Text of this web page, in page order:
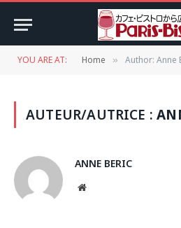
YOU ARE AT: Home » Author: Anne
AUTEUR/AUTRICE :
ANNE BERIC
Website